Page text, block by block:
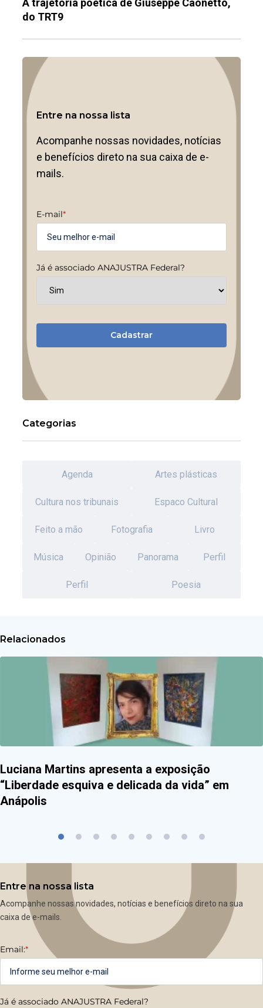
do TRT9
Entre na nossa lista
Acompanhe nossas novidades, notícias
e benefícios direto na sua caixa de e-
mails.
E-mail*
Já é associado ANAJUSTRA Federal?
Cadastrar
Categorias
Agenda Artes plásticas
Cultura nos tribunais Espaco Cultural
Feito a mão Fotografia Livro
Música Opinião Panorama Perfil
Perfil Poesia
Relacionados
Luciana Martins apresenta a exposição
“Liberdade esquiva e delicada da vida” em
Anápolis
Entre na nossa lista
Acompanhe nossas novidades, notícias e benefícios direto na sua
caixa de e-mails.
Email:*
Já é associado ANAJUSTRA Federal?